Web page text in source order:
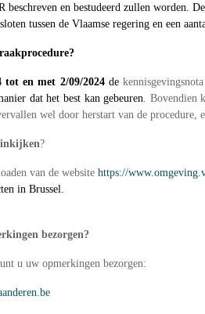
en bestudeerd zullen worden.
tussen de Vlaamse regering en een
tot en met 2/09/2024de
dat het best kan gebeuren
Bovendien
wel door herstart van de procedure,
?
van de website https://
in Brussel.
bezorgen?
u uw opmerkingen bezorgen: